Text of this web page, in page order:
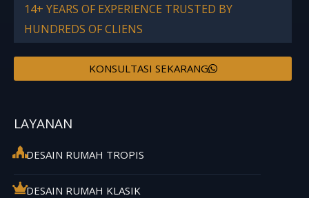
14+ YEARS OF EXPERIENCE TRUSTED BY
HUNDREDS OF CLIENS
KONSULTASI SEKARANG
LAYANAN
DESAIN RUMAH TROPIS
DESAIN RUMAH KLASIK